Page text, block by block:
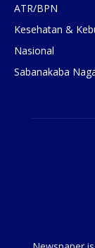
ATR/BPN
Kesehatan &
Nasional
Sabanakaba